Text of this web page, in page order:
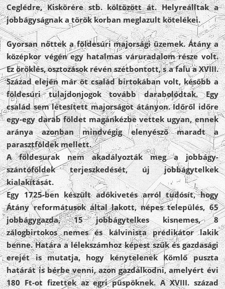
Ceglédre, Kiskörére stb. költözött át. Helyreálltak a
jobbágyságnak a török korban meglazult kötelékei.
Gyorsan nőttek a földesúri majorsági üzemek. Átány a
középkor végén egy hatalmas váruradalom része volt.
Ez öröklés, osztozások révén szétbontott, s a falu a XVIII.
Század elején már öt család birtokában volt, később a
földesúri tulajdonjogok tovább darabolódtak. Egy
család sem létesített majorságot átányon. Időről időre
egy-egy darab földet magánkézbe vettek ugyan, ennek
aránya azonban mindvégig elenyésző maradt a
parasztföldek mellett.
A földesurak nem akadályozták meg a jobbágy-
szántóföldek terjeszkedését, új jobbágytelkek
kialakítását.
Egy 1725-ben készült adókivetés arról tudósít, hogy
Átány reformátusok által lakott, népes település, 65
jobbágygazda, 15 jobbágytelkes kisnemes, 8
zálogbirtokos nemes és kálvinista prédikátor lakik
benne. Határa a lélekszámhoz képest szűk és gazdasági
erejét is mutatja, hogy kénytelenek Kömlő puszta
határát is bérbe venni, azon gazdálkodni, amelyért évi
180 Ft-ot fizettek az egri püspöknek. A XVIII. század